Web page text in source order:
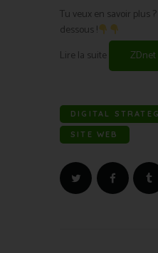
Tu veux en savoir plus
dessous !
Lire la suite
ZDnet
DIGITAL
SITE WEB